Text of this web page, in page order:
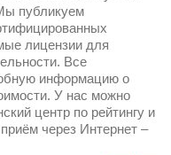
публикуем
лицензии для
Все
информацию о
У нас можно
центр по рейтингу и
через Интернет –